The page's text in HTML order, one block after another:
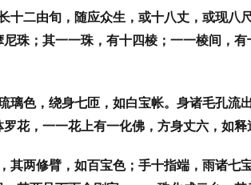
十二由旬，随应众生，或十八丈，或现八
尼珠；其一一珠，有十四棱；一一棱间，
璃色，绕身七匝，如白宝帐。身诸毛孔流
花，一一花上有一化佛，方身丈六，如释
其两修臂，如百宝色；手十指端，雨诸七